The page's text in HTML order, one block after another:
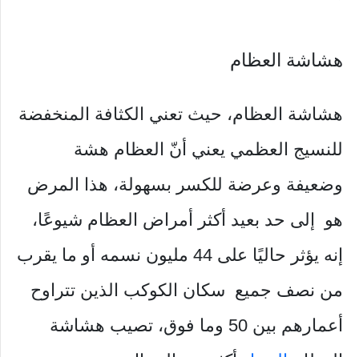
هشاشة العظام
هشاشة العظام، حيث تعني الكثافة المنخفضة
للنسيج العظمي يعني أنّ العظام هشة
وضعيفة وعرضة للكسر بسهولة، هذا المرض
هو إلى حد بعيد أكثر أمراض العظام شيوعًا،
إنه يؤثر حاليًا على 44 مليون نسمه أو ما يقرب
من نصف جميع سكان الكوكب الذين تتراوح
أعمارهم بين 50 وما فوق، تصيب هشاشة